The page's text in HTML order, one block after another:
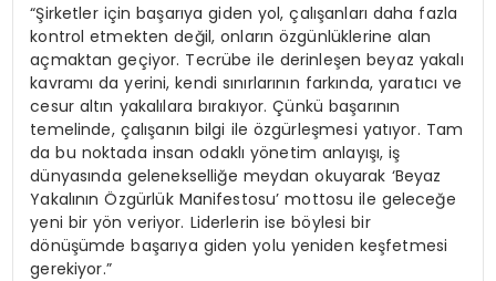
“Şirketler için başarıya giden yol, çalışanları daha fazla
kontrol etmekten değil, onların özgünlüklerine alan
açmaktan geçiyor. Tecrübe ile derinleşen beyaz yakalı
kavramı da yerini, kendi sınırlarının farkında, yaratıcı ve
cesur altın yakalılara bırakıyor. Çünkü başarının
temelinde, çalışanın bilgi ile özgürleşmesi yatıyor. Tam
da bu noktada insan odaklı yönetim anlayışı, iş
dünyasında gelenekselliğe meydan okuyarak ‘Beyaz
Yakalının Özgürlük Manifestosu’ mottosu ile geleceğe
yeni bir yön veriyor. Liderlerin ise böylesi bir
dönüşümde başarıya giden yolu yeniden keşfetmesi
gerekiyor.”